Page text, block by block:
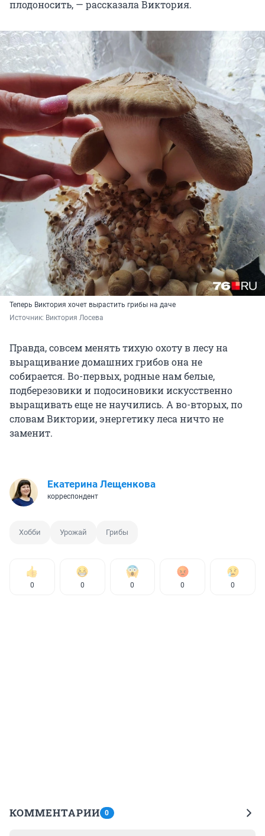
плодоносить, — рассказала Виктория.
Теперь Виктория хочет вырастить грибы на даче
Источник: Виктория Лосева
Правда, совсем менять тихую охоту в лесу на
выращивание домашних грибов она не
собирается. Во-первых, родные нам белые,
подберезовики и подосиновики искусственно
выращивать еще не научились. А во-вторых, по
словам Виктории, энергетику леса ничто не
заменит.
Екатерина Лещенкова
корреспондент
Хобби Урожай Грибы
0 0 0 0 0
КОММЕНТАРИИ 0